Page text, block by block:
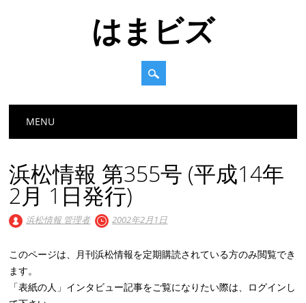
はまビズ
Main menu
MENU
浜松情報 第355号 (平成14年
2月 1日発行)
浜松情報 管理者 2002年2月1日
このページは、月刊浜松情報を定期購読されている方のみ閲覧でき
ます。
「表紙の人」インタビュー記事をご覧になりたい際は、ログインし